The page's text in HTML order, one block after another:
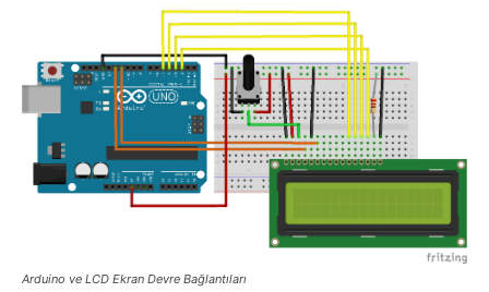
Arduino ve LCD Ekran Devre Bağlantıları